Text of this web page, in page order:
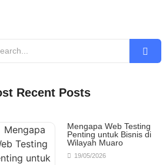
Recent Posts
Mengapa Web Testing
Penting untuk Bisnis di
Wilayah Muaro
19/05/2026